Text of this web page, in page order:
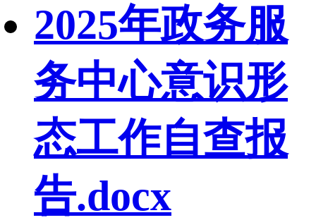
2025年政务服
务中心意识形
态工作自查报
告.docx